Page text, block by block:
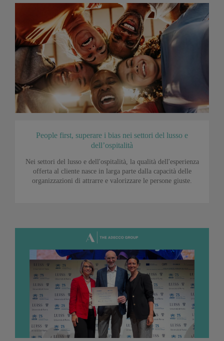
People first, superare i bias nei settori del lusso e
dell’ospitalità
Nei settori del lusso e dell'ospitalità, la qualità dell'esperienza
offerta al cliente nasce in larga parte dalla capacità delle
organizzazioni di attrarre e valorizzare le persone giuste.